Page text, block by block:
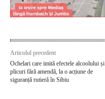
Articolul precedent
Ochelari care imită efectele alcoolului și
plicuri fără amendă, la o acțiune de
siguranță rutieră în Sibiu